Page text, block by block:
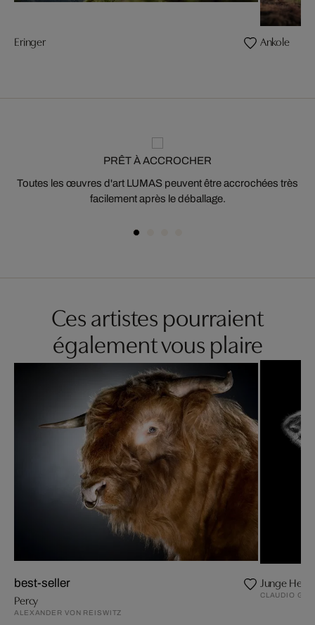
Eringer Ankole
PRÊT À ACCROCHER
Toutes les œuvres d'art LUMAS peuvent être accrochées très
facilement après le déballage.
Ces artistes pourraient
également vous plaire
best-seller
Percy
ALEXANDER VON REISWITZ
Junge
CLAUDIO